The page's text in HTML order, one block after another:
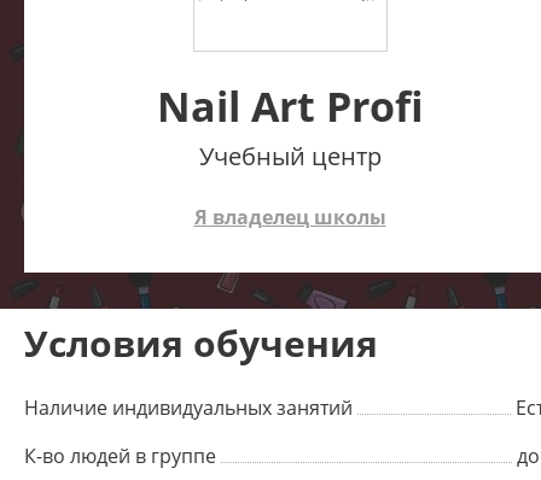
Nail Art Profi
Учебный центр
Я владелец школы
Условия обучения
Наличие индивидуальных занятий
К-во людей в группе